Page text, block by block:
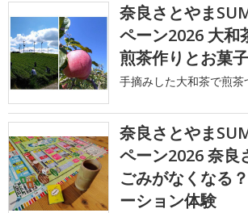
奈良さとやま
ペーン2026 大和
煎茶作りとお菓
手摘みした大和茶で煎茶
奈良さとやま
ペーン2026 奈良
ごみがなくなる
ーション体験